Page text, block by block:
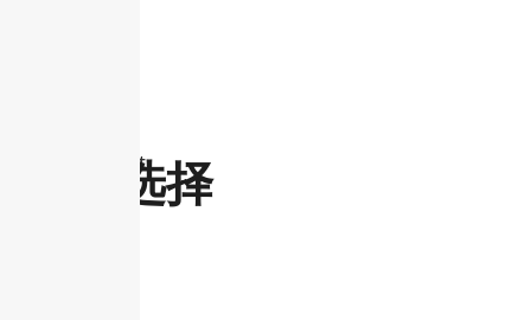
Product Select
产品选择